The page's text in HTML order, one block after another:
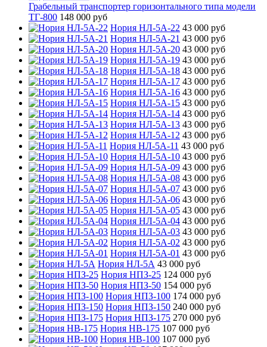
Грабельный транспортер горизонтального типа модели
ТГ-800 148 000 руб
Нория НЛ-5А-22 43 000 руб
Нория НЛ-5А-21 43 000 руб
Нория НЛ-5А-20 43 000 руб
Нория НЛ-5А-19 43 000 руб
Нория НЛ-5А-18 43 000 руб
Нория НЛ-5А-17 43 000 руб
Нория НЛ-5А-16 43 000 руб
Нория НЛ-5А-15 43 000 руб
Нория НЛ-5А-14 43 000 руб
Нория НЛ-5А-13 43 000 руб
Нория НЛ-5А-12 43 000 руб
Нория НЛ-5А-11 43 000 руб
Нория НЛ-5А-10 43 000 руб
Нория НЛ-5А-09 43 000 руб
Нория НЛ-5А-08 43 000 руб
Нория НЛ-5А-07 43 000 руб
Нория НЛ-5А-06 43 000 руб
Нория НЛ-5А-05 43 000 руб
Нория НЛ-5А-04 43 000 руб
Нория НЛ-5А-03 43 000 руб
Нория НЛ-5А-02 43 000 руб
Нория НЛ-5А-01 43 000 руб
Нория НЛ-5А 43 000 руб
Нория НПЗ-25 124 000 руб
Нория НПЗ-50 154 000 руб
Нория НПЗ-100 174 000 руб
Нория НПЗ-150 240 000 руб
Нория НПЗ-175 270 000 руб
Нория НВ-175 107 000 руб
Нория НВ-100 107 000 руб